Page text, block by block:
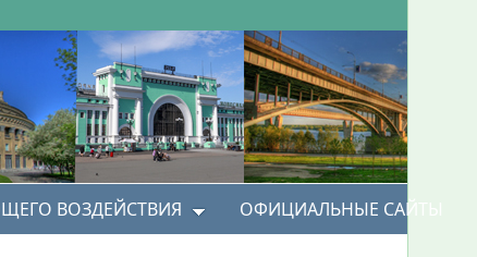
ВОЗДЕЙСТВИЯ ОФИЦИАЛЬНЫЕ САЙТЫ